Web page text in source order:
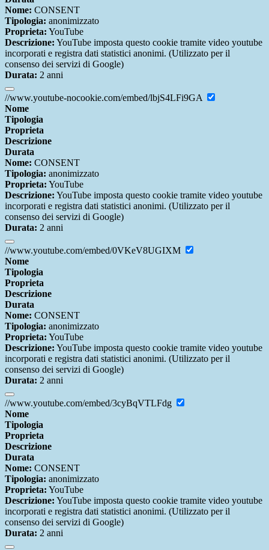
Nome: CONSENT
Tipologia: anonimizzato
Proprieta: YouTube
Descrizione: YouTube imposta questo cookie tramite video youtube
incorporati e registra dati statistici anonimi. (Utilizzato per il
consenso dei servizi di Google)
Durata: 2 anni
//www.youtube-nocookie.com/embed/lbjS4LFi9GA
Nome
Tipologia
Proprieta
Descrizione
Durata
Nome: CONSENT
Tipologia: anonimizzato
Proprieta: YouTube
Descrizione: YouTube imposta questo cookie tramite video youtube
incorporati e registra dati statistici anonimi. (Utilizzato per il
consenso dei servizi di Google)
Durata: 2 anni
//www.youtube.com/embed/0VKeV8UGIXM
Nome
Tipologia
Proprieta
Descrizione
Durata
Nome: CONSENT
Tipologia: anonimizzato
Proprieta: YouTube
Descrizione: YouTube imposta questo cookie tramite video youtube
incorporati e registra dati statistici anonimi. (Utilizzato per il
consenso dei servizi di Google)
Durata: 2 anni
//www.youtube.com/embed/3cyBqVTLFdg
Nome
Tipologia
Proprieta
Descrizione
Durata
Nome: CONSENT
Tipologia: anonimizzato
Proprieta: YouTube
Descrizione: YouTube imposta questo cookie tramite video youtube
incorporati e registra dati statistici anonimi. (Utilizzato per il
consenso dei servizi di Google)
Durata: 2 anni